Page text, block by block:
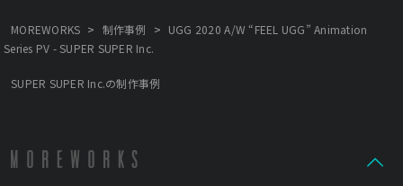
MOREWORKS > 制作事例 > UGG 2020 A/W “FEEL UGG” Animation
Series PV - SUPER SUPER Inc.
SUPER SUPER Inc.の制作事例